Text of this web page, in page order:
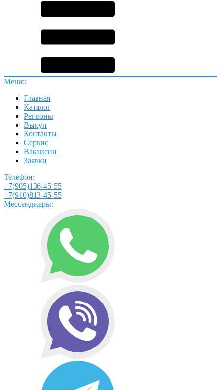
Меню:
Главная
Каталог
Регионы
Выкуп
Контакты
Сервис
Вакансии
Заявки
Телефон:
+7(905)136-45-55
+7(910)813-45-55
Мессенджеры: